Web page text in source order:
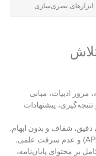
ابزارهای بصری‌سازی
مرور ادبیات، مبانی
پیشنهادات
دقیق، شفاف و بدون ابهام.
بر محتوای پایان‌نامه،